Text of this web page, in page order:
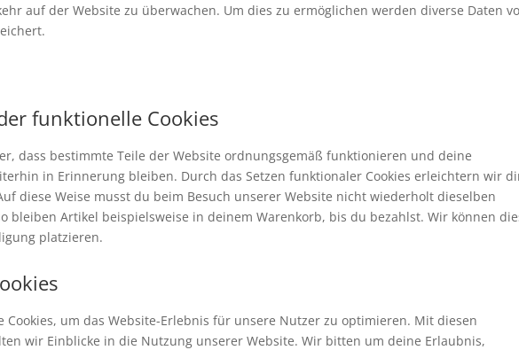
auf der Website zu überwachen. Um dies zu ermöglichen werden diverse Daten
funktionelle Cookies
dass bestimmte Teile der Website ordnungsgemäß funktionieren und deine
in Erinnerung bleiben. Durch das Setzen funktionaler Cookies erleichtern wir
diese Weise musst du beim Besuch unserer Website nicht wiederholt dieselben
bleiben Artikel beispielsweise in deinem Warenkorb, bis du bezahlst. Wir können
platzieren.
Cookies, um das Website-Erlebnis für unsere Nutzer zu optimieren. Mit diesen
wir Einblicke in die Nutzung unserer Website. Wir bitten um deine Erlaubnis,